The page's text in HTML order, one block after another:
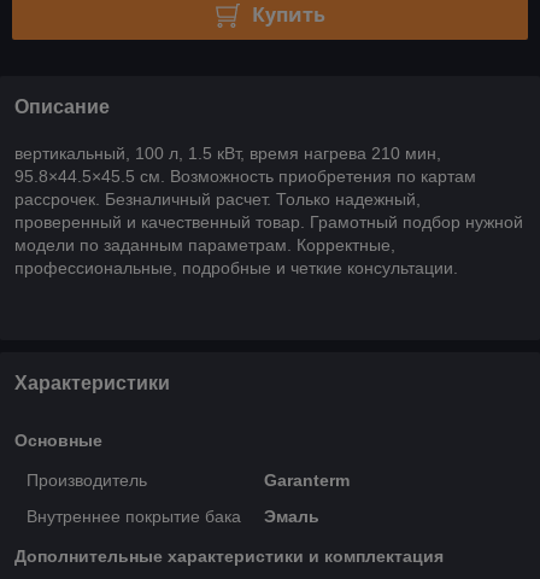
Купить
Описание
вертикальный, 100 л, 1.5 кВт, время нагрева 210 мин,
95.8×44.5×45.5 см. Возможность приобретения по картам
рассрочек. Безналичный расчет. Только надежный,
проверенный и качественный товар. Грамотный подбор нужной
модели по заданным параметрам. Корректные,
профессиональные, подробные и четкие консультации.
Характеристики
Основные
Производитель
Garanterm
Внутреннее покрытие бака
Эмаль
Дополнительные характеристики и комплектация